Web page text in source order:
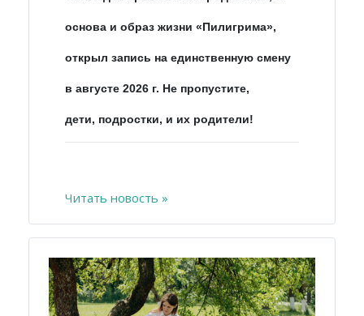
основа и образ жизни «Пилигрима»,
открыл запись на единственную смену
в августе 2026 г. Не пропустите,
дети, подростки, и их родители!
Читать новость »